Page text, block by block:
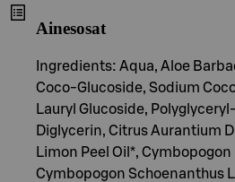
Ainesosat
Ingredients: Aqua, Aloe
Coco-Glucoside, Sodium
Lauryl Glucoside,
Diglycerin, Citrus Aurantium
Limon Peel Oil*, Cymbopogon
Cymbopogon Schoenanthus